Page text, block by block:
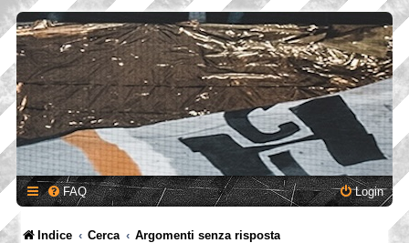
FAQ Login
Indice Cerca Argomenti senza risposta